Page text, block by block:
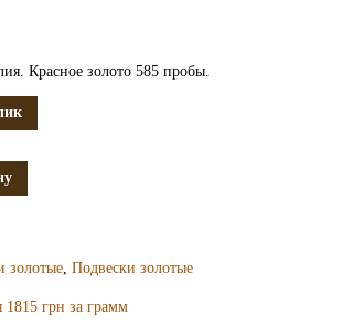
Красное золото 585 пробы.
золотые, Подвески золотые
1815 грн за грамм